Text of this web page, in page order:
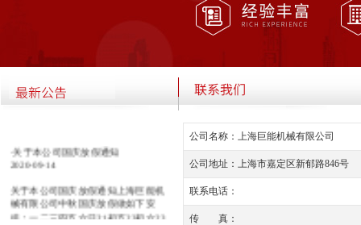
·关于本公司国庆放假通知
2020-09-14
关于本公司国庆放假通知上海巨能机
械有限公司中秋国庆放假做如下安
排：一二三四五六日21初五22初六23
公司名称：上海巨能机械有限公司
公司地址：上海市嘉定区新郁路846号
联系电话：
传 真：